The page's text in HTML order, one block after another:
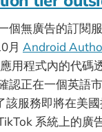
個無廣告的訂閱
月 Android
用程式內的代碼
認正在一個英語市
該服務即將在美
系統上的廣